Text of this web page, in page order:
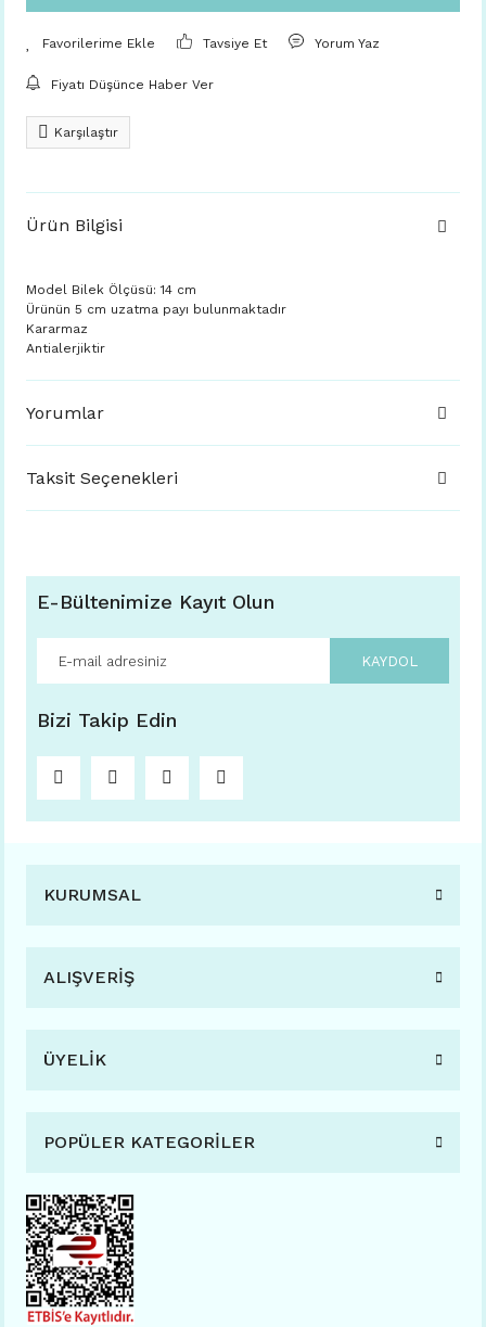
Tavsiye Et Yorum Yaz
Fiyatı Düşünce Haber Ver
Karşılaştır
Ürün Bilgisi
Model Bilek Ölçüsü: 14 cm
Ürünün 5 cm uzatma payı bulunmaktadır
Kararmaz
Antialerjiktir
Yorumlar
Taksit Seçenekleri
E-Bültenimize Kayıt Olun
KAYDOL
Bizi Takip Edin
KURUMSAL
ALIŞVERİŞ
ÜYELİK
POPÜLER KATEGORİLER